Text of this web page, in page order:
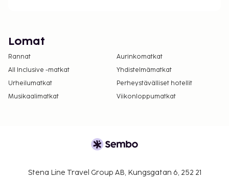
Lomat
Rannat
Aurinkomatkat
All Inclusive -matkat
Yhdistelmämatkat
Urheilumatkat
Perheystävälliset hotellit
Musikaalimatkat
Viikonloppumatkat
Stena Line Travel Group AB, Kungsgatan 6, 252 21